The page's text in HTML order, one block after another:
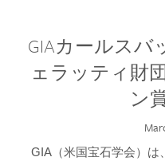
GIAカールスバ
ェラッティ財
ン
GIA（米国宝石学会）は